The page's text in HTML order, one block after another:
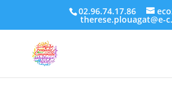
02.96.74.17.86
therese.plouagat@e-